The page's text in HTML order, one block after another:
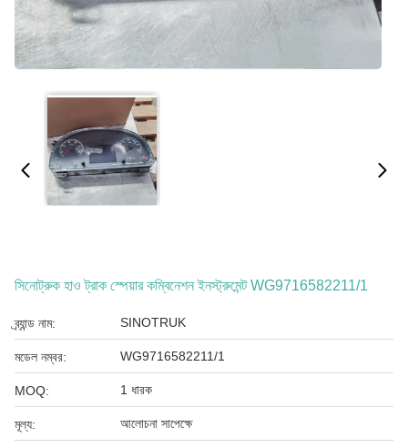
সিনোট্রুক হাও ট্রাক স্পেয়ার কম্বিনেশন ইনস্ট্রুমেন্ট WG9716582211/1
ব্র্যান্ড নাম: SINOTRUK
মডেল নম্বর: WG9716582211/1
MOQ: 1 ধারক
মূল্য: আলোচনা সাপেক্ষে